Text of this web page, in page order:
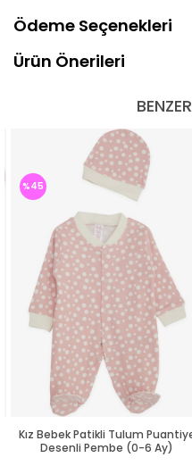
Ödeme Seçenekleri
Ürün Önerileri
Kız Bebek Patikli Tulum Puantiye
Desenli Pembe (0-6 Ay)
%45